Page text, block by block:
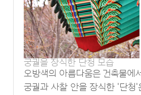
궁궐을 장식한 단청 모습
오방색의 아름다움은 건축물에
궁궐과 사찰 안을 장식한 '단청'